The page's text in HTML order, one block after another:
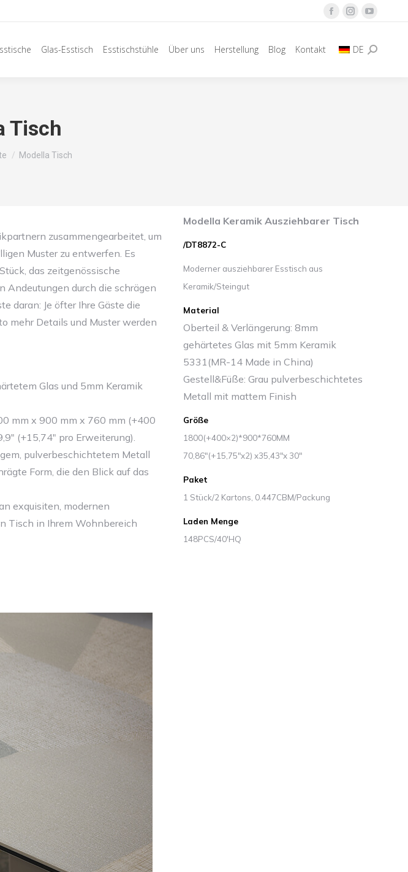
Facebook
öffnet
Instagram
öffnet
YouTube
öffnet
Glas-Esstisch Esstischstühle Über uns Herstellung Blog Kontakt DE Suche:
Tisch
Modella Tisch
zusammengearbeitet, um
Muster zu entwerfen. Es
das zeitgenössische
durch die schrägen
daran: Je öfter Ihre Gäste die
mehr Details und Muster werden
Glas und 5mm Keramik
mm x 900 mm x 760 mm (+400
(+15,74" pro Erweiterung).
pulverbeschichtetem Metall
Form, die den Blick auf das
exquisiten, modernen
Tisch in Ihrem Wohnbereich
Modella Keramik Ausziehbarer Tisch
/DT8872-C
Moderner ausziehbarer Esstisch aus
Keramik/Steingut
Material
Oberteil & Verlängerung: 8mm
gehärtetes Glas mit 5mm Keramik
5331(MR-14 Made in China)
Gestell&Füße: Grau pulverbeschichtetes
Metall mit mattem Finish
Größe
1800(+400×2)*900*760MM
70,86″(+15,75″x2) x35,43″x 30″
Paket
1 Stück/2 Kartons, 0.447CBM/Packung
Laden Menge
148PCS/40'HQ